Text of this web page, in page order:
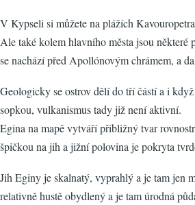
V Kypseli si můžete na plážích
Ale také kolem hlavního města jsou některé
se nachází před Apollónovým chrámem, a
Geologicky se ostrov dělí do tří částí a i
sopkou, vulkanismus tady již není aktivní.
Egina na mapě vytváří přibližný tvar
špičkou na jih a jižní polovina je pokryta
Jih Eginy je skalnatý, vyprahlý a je tam jen
relativně hustě obydlený a je tam úrodná